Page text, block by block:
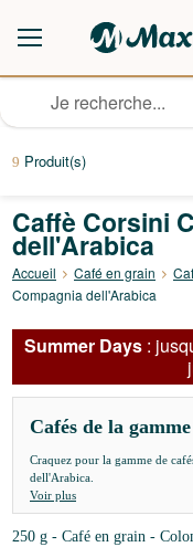
Caffè Corsini
dell'Arabica
Accueil Café en grain
Compagnia dell'Arabica
Summer Days :
Cafés de la
Craquez pour la gamme de
dell'Arabica.
Voir plus
9 Produit(s)
250 g - Café en grain -